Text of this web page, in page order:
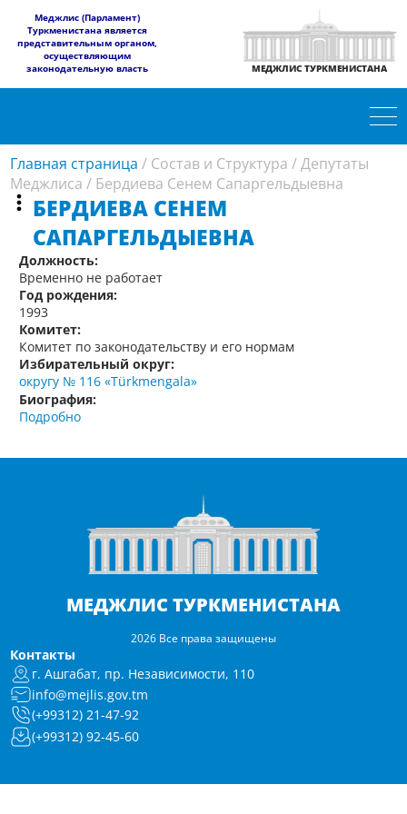
​Меджлис (Парламент)
Туркменистана является
представительным органом,
осуществляющим
законодательную власть
МЕДЖЛИС ТУРКМЕНИСТАНА
Главная страница / Состав и Структура /Депутаты
Меджлиса / Бердиева Сенем Сапаргельдыевна
БЕРДИЕВА СЕНЕМ
САПАРГЕЛЬДЫЕВНА
Должность:
Временно не работает
Год рождения:
1993
Комитет:
Комитет по законодательству и его нормам
Избирательный округ:
округу № 116 «Türkmengala»
Биография:
Подробно
МЕДЖЛИС ТУРКМЕНИСТАНА
2026 Все права защищены
Контакты
г. Ашгабат, пр. Независимости, 110
info@mejlis.gov.tm
(+99312) 21-47-92
(+99312) 92-45-60